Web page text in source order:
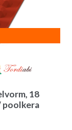
18
poolkera